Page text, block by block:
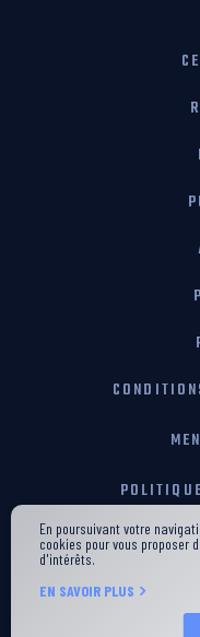
En poursuivant votre
cookies pour vous proposer
d'intérêts.
EN SAVOIR PLUS